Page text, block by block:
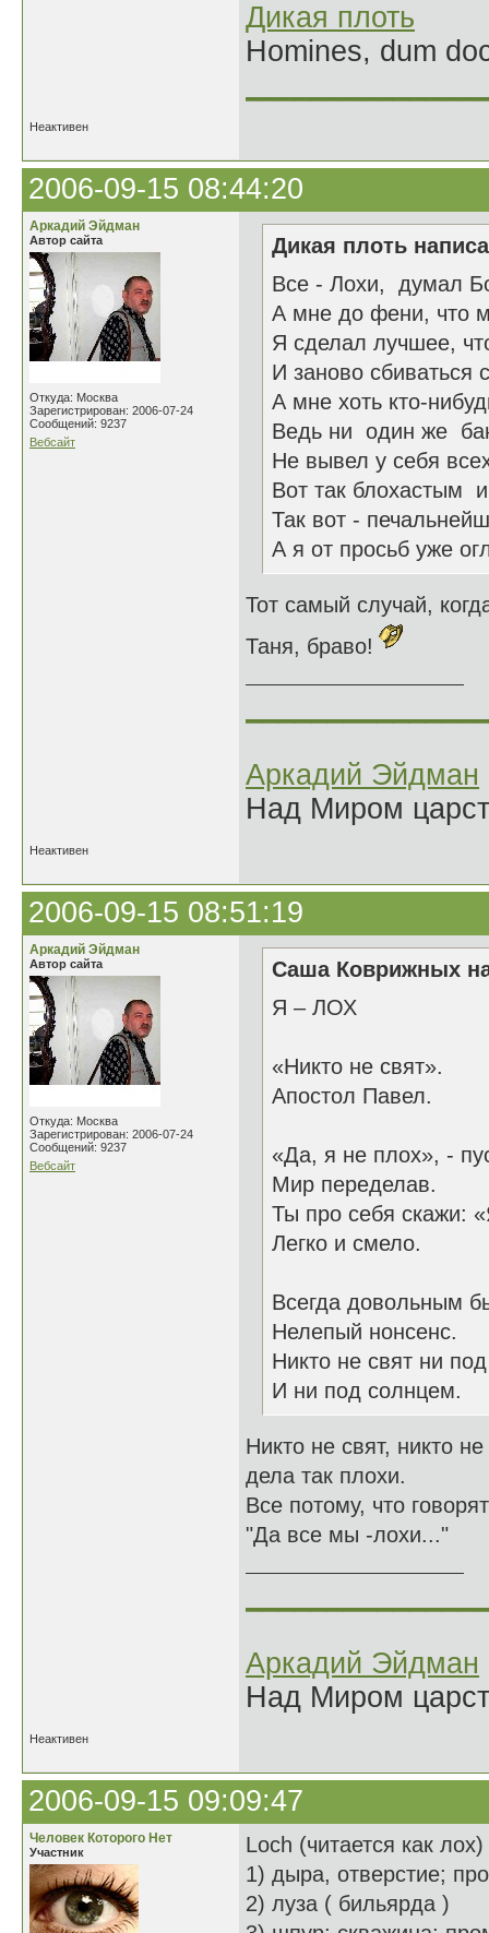
Дикая плоть
Homines, dum
Неактивен
2006-09-15 08:44:20
Аркадий Эйдман
Автор сайта
Откуда: Москва
Зарегистрирован: 2006-07-24
Сообщений: 9237
Вебсайт
Дикая плоть
Все - Лохи, думал
А мне до фени, что
Я сделал лучшее,
И заново сбиваться
А мне хоть кто-
Ведь ни один же
Не вывел у себя
Вот так блохастым
Так вот -
А я от просьб уже
Тот самый случай,
Таня, браво!
Аркадий Эйдман
Над Миром
Неактивен
2006-09-15 08:51:19
Аркадий Эйдман
Автор сайта
Откуда: Москва
Зарегистрирован: 2006-07-24
Сообщений: 9237
Вебсайт
Саша Коврижных
Я – ЛОХ
«Никто не свят».
Апостол Павел.
«Да, я не плох», -
Мир переделав.
Ты про себя скажи:
Легко и смело.
Всегда довольным
Нелепый нонсенс.
Никто не свят ни
И ни под солнцем.
Никто не свят, никто не
дела так плохи.
Все потому, что
"Да все мы -лохи..."
Аркадий Эйдман
Над Миром
Неактивен
2006-09-15 09:09:47
Человек Которого Нет
Участник
Loch (читается как
1) дыра, отверстие;
2) луза ( бильярда )